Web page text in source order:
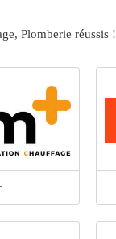
Plomberie réussis !